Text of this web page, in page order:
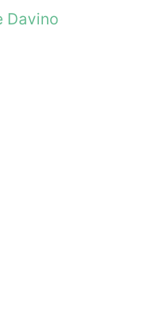
Davino